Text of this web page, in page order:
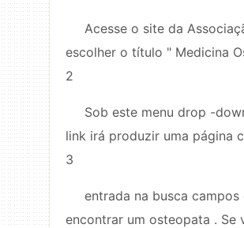
Acesse o site da
escolher o título " Medicina
2
Sob este menu drop -
link irá produzir uma página
3
entrada na busca
encontrar um osteopata . Se